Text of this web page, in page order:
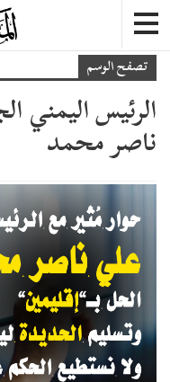
تصفح الوسم
الرئيس اليمني
ناصر محمد